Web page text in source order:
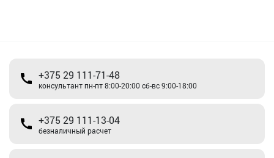
+375 29 111-71-48
консультант пн-пт 8:00-20:00 сб-вс 9:00-18:00
+375 29 111-13-04
безналичный расчет